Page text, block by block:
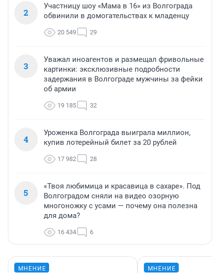
2
Участницу шоу «Мама в 16» из Волгограда
обвинили в домогательствах к младенцу
20 549 29
3
Уважал иноагентов и размещал фривольные
картинки: эксклюзивные подробности
задержания в Волгограде мужчины за фейки
об армии
19 185 32
4
Уроженка Волгограда выиграла миллион,
купив лотерейный билет за 20 рублей
17 982 28
5
«Твоя любимица и красавица в сахаре». Под
Волгоградом сняли на видео озорную
многоножку с усами — почему она полезна
для дома?
16 434 6
МНЕНИЕ МНЕНИЕ